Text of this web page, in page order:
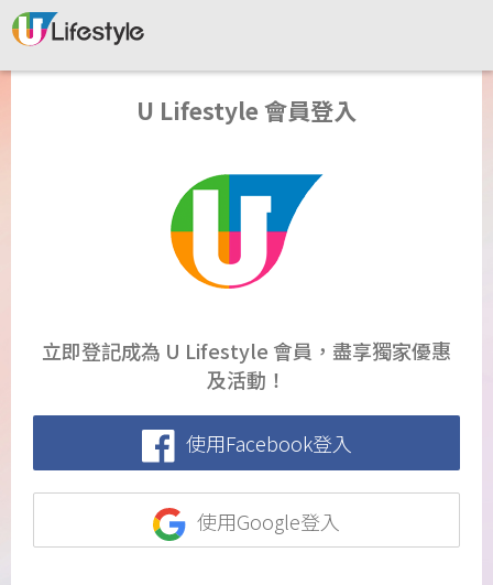
U Lifestyle 會員登入
立即登記成為 U Lifestyle 會員，盡享獨家優惠
及活動！
使用Facebook登入
使用Google登入